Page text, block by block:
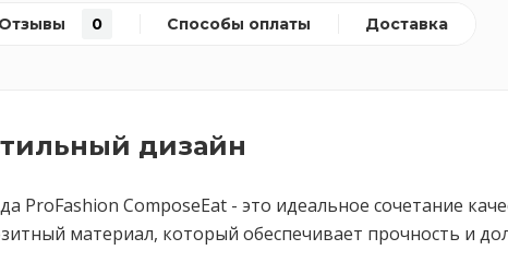
Отзывы 0 Способы оплаты Доставка
дизайн
ProFashion ComposeEat - это идеальное сочетание
материал, который обеспечивает прочность и